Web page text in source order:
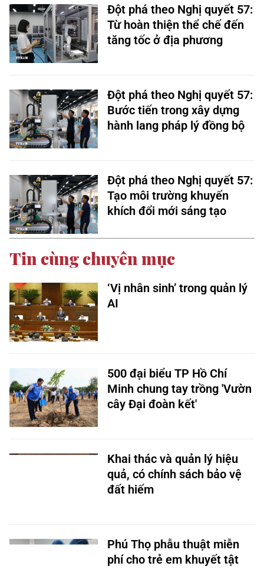
Đột phá theo Nghị quyết 57:
Từ hoàn thiện thể chế đến
tăng tốc ở địa phương
Đột phá theo Nghị quyết 57:
Bước tiến trong xây dựng
hành lang pháp lý đồng bộ
Đột phá theo Nghị quyết 57:
Tạo môi trường khuyến
khích đổi mới sáng tạo
Tin cùng chuyên mục
‘Vị nhân sinh’ trong quản lý
AI
500 đại biểu TP Hồ Chí
Minh chung tay trồng 'Vườn
cây Đại đoàn kết'
Khai thác và quản lý hiệu
quả, có chính sách bảo vệ
đất hiếm
Phú Thọ phẫu thuật miễn
phí cho trẻ em khuyết tật